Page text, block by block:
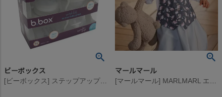
ビーボックス
[ビーボックス] ステップアップマグパック ラテ
マールマール
[マールマール] MARLMARL エプロン ギャルソン6 for Baby (80-90cm) フラミンゴグレー flamingo grey